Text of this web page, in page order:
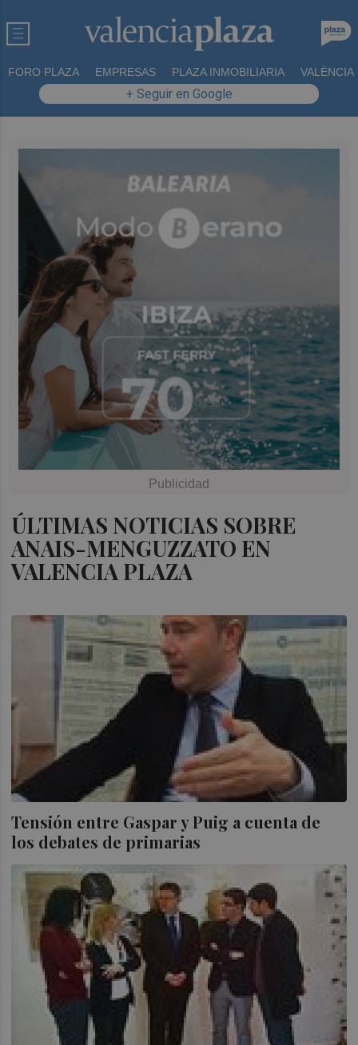
FORO PLAZA EMPRESAS PLAZA INMOBILIARIA VALÈNCIA
+ Seguir en Google
ÚLTIMAS NOTICIAS SOBRE
ANAIS-MENGUZZATO EN
VALENCIA PLAZA
Tensión entre Gaspar y Puig a cuenta de
los debates de primarias